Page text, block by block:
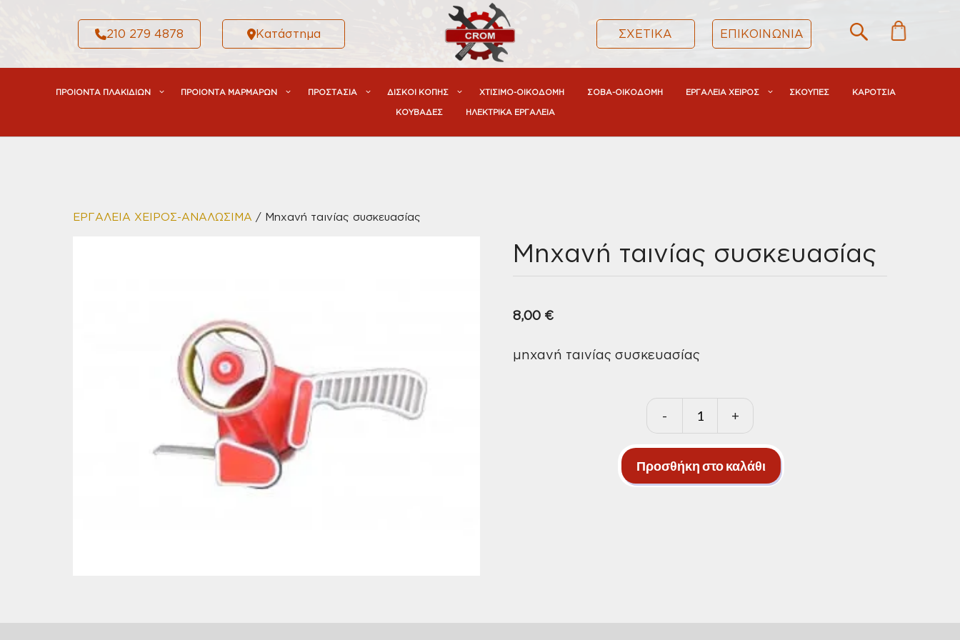
περιεχόμενο
210 279 4878 Κατάστημα ΣΧΕΤΙΚΑ ΕΠΙΚΟΙΝΩΝΙΑ
ΠΡΟΙΟΝΤΑ ΠΛΑΚΙΔΙΩΝ ΠΡΟΙΟΝΤΑ ΜΑΡΜΑΡΩΝ ΠΡΟΣΤΑΣΙΑ ΔΙΣΚΟΙ ΚΟΠΗΣ ΧΤΙΣΙΜΟ-ΟΙΚΟΔΟΜΗ ΣΟΒΑ-ΟΙΚΟΔΟΜΗ ΕΡΓΑΛΕΙΑ ΧΕΙΡΟΣ ΣΚΟΥΠΕΣ ΚΑΡΟΤΣΙΑ
ΚΟΥΒΑΔΕΣ ΗΛΕΚΤΡΙΚΑ ΕΡΓΑΛΕΙΑ
ΕΡΓΑΛΕΙΑ ΧΕΙΡΟΣ-ΑΝΑΛΩΣΙΜΑ / Mηχανή ταινίας συσκευασίας
Mηχανή ταινίας συσκευασίας
8,00 €
μηχανή ταινίας συσκευασίας
-
Mηχανή
ταινίας
συσκευασίας
ποσότητα
+
Προσθήκη στο καλάθι